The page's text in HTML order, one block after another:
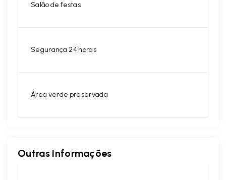
Salão de festas
Segurança 24 horas
Área verde preservada
Outras Informações